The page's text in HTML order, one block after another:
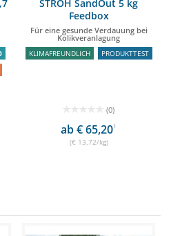
STRÖH SandOut 5 kg
Feedbox
Für eine gesunde Verdauung bei
Kolikveranlagung
KLIMAFREUNDLICH PRODUKTTEST
(0)
ab € 65,201
(€ 13,72/kg)